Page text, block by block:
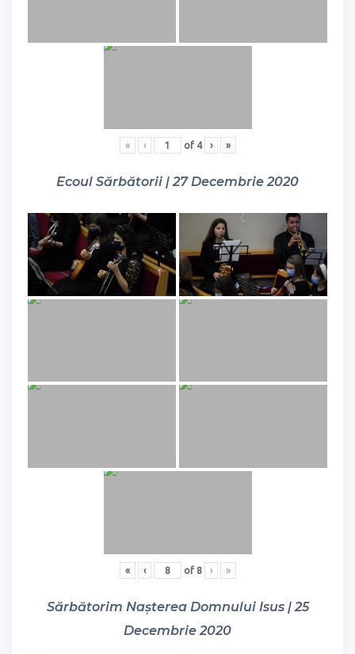
« ‹ of 4 › »
Ecoul Sărbătorii | 27 Decembrie 2020
« ‹ of 8 › »
Sărbătorim Nașterea Domnului Isus | 25
Decembrie 2020